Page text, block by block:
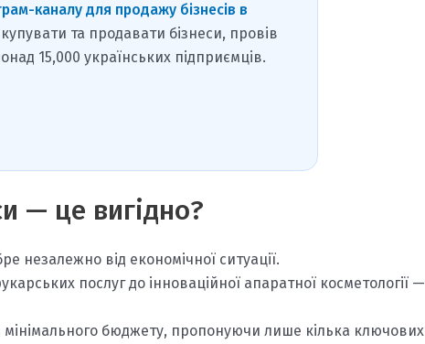
каналу для продажу бізнесів в
та продавати бізнеси, провів
15,000 українських підприємців.
— це вигідно?
незалежно від економічної ситуації.
послуг до інноваційної апаратної косметології —
бюджету, пропонуючи лише кілька ключових